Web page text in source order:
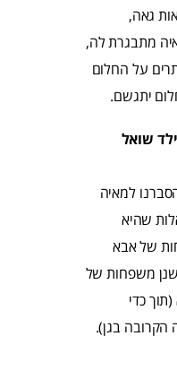
גאה,
מתבגרת לה,
על החלום
יתגשם.
שואל
למאיה
שהיא
של אבא
משפחות של
כדי
הקרובה בגן).